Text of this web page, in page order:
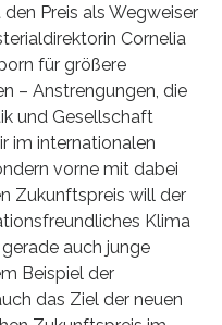
Preis als Wegweiser
Cornelia
für größere
– Anstrengungen, die
und Gesellschaft
im internationalen
vorne mit dabei
Zukunftspreis will der
Klima
auch junge
Beispiel der
das Ziel der neuen